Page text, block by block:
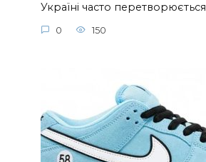
Україні часто перетворюється
0 150